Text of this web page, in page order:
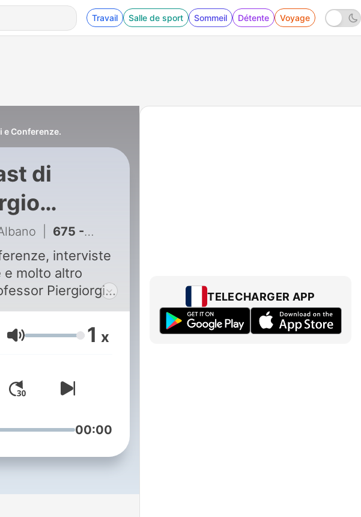
Travail Salle de sport Sommeil Détente Voyage
Conferenze.
di
Lezioni
675 - STORIE D'AUTORE
interviste
e molto altro
Piergiorgio
in modo
con l’ironia che lo
gli aspetti più o
scienza, della
religione e
matematica.
è pubblicato
scopo di lucro, e
o
Volume 1 x
00:00
TELECHARGER APP